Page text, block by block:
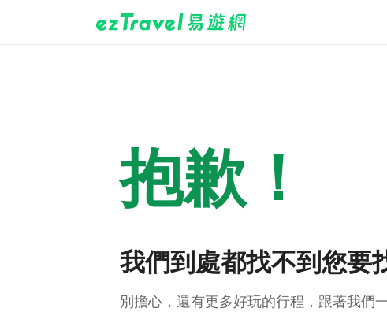
抱歉！
我們到處都找不到您要
別擔心，還有更多好玩的行程，跟著我們